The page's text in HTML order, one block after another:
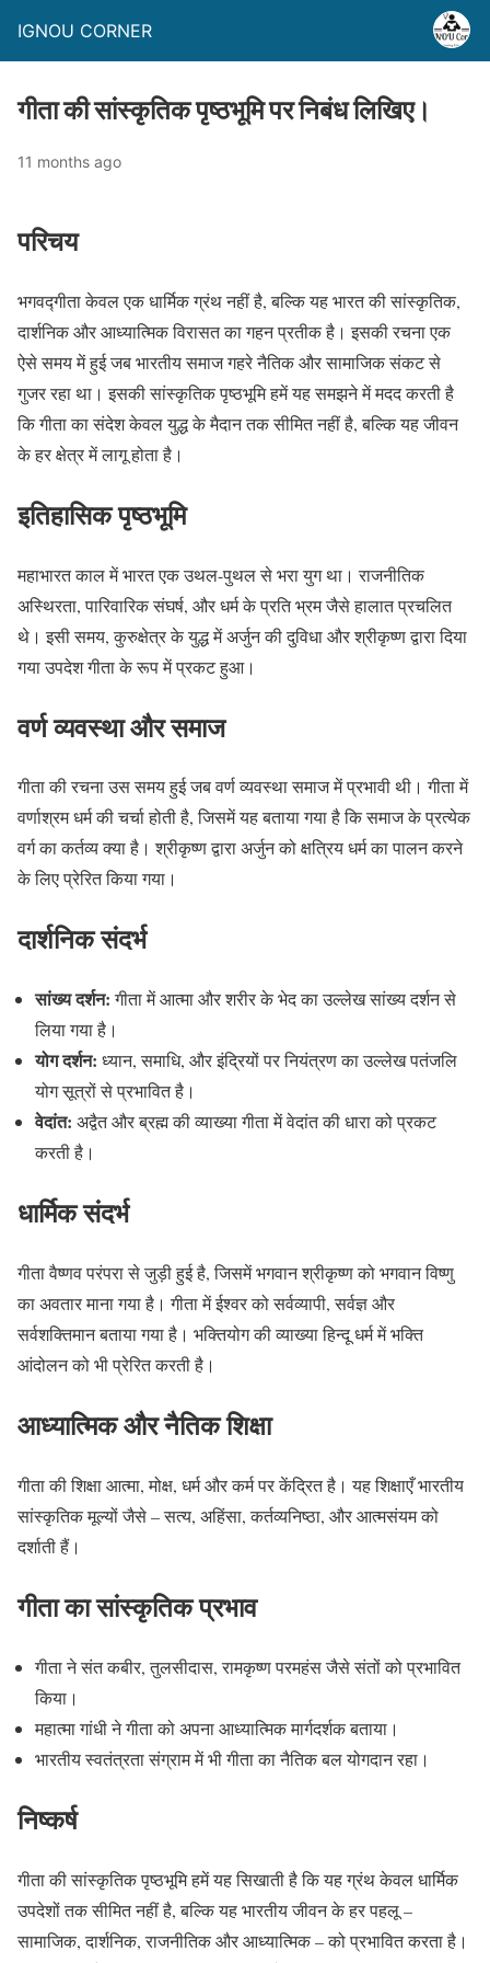
IGNOU CORNER
गीता की सांस्कृतिक पृष्ठभूमि पर निबंध लिखिए।
11 months ago
परिचय
भगवद्गीता केवल एक धार्मिक ग्रंथ नहीं है, बल्कि यह भारत की सांस्कृतिक,
दार्शनिक और आध्यात्मिक विरासत का गहन प्रतीक है। इसकी रचना एक
ऐसे समय में हुई जब भारतीय समाज गहरे नैतिक और सामाजिक संकट से
गुजर रहा था। इसकी सांस्कृतिक पृष्ठभूमि हमें यह समझने में मदद करती है
कि गीता का संदेश केवल युद्ध के मैदान तक सीमित नहीं है, बल्कि यह जीवन
के हर क्षेत्र में लागू होता है।
इतिहासिक पृष्ठभूमि
महाभारत काल में भारत एक उथल-पुथल से भरा युग था। राजनीतिक
अस्थिरता, पारिवारिक संघर्ष, और धर्म के प्रति भ्रम जैसे हालात प्रचलित
थे। इसी समय, कुरुक्षेत्र के युद्ध में अर्जुन की दुविधा और श्रीकृष्ण द्वारा दिया
गया उपदेश गीता के रूप में प्रकट हुआ।
वर्ण व्यवस्था और समाज
गीता की रचना उस समय हुई जब वर्ण व्यवस्था समाज में प्रभावी थी। गीता में
वर्णाश्रम धर्म की चर्चा होती है, जिसमें यह बताया गया है कि समाज के प्रत्येक
वर्ग का कर्तव्य क्या है। श्रीकृष्ण द्वारा अर्जुन को क्षत्रिय धर्म का पालन करने
के लिए प्रेरित किया गया।
दार्शनिक संदर्भ
सांख्य दर्शन:गीता में आत्मा और शरीर के भेद का उल्लेख सांख्य दर्शन से
लिया गया है।
योग दर्शन: ध्यान, समाधि, और इंद्रियों पर नियंत्रण का उल्लेख पतंजलि
योग सूत्रों से प्रभावित है।
वेदांत: अद्वैत और ब्रह्म की व्याख्या गीता में वेदांत की धारा को प्रकट
करती है।
धार्मिक संदर्भ
गीता वैष्णव परंपरा से जुड़ी हुई है, जिसमें भगवान श्रीकृष्ण को भगवान विष्णु
का अवतार माना गया है। गीता में ईश्वर को सर्वव्यापी, सर्वज्ञ और
सर्वशक्तिमान बताया गया है। भक्तियोग की व्याख्या हिन्दू धर्म में भक्ति
आंदोलन को भी प्रेरित करती है।
आध्यात्मिक और नैतिक शिक्षा
गीता की शिक्षा आत्मा, मोक्ष, धर्म और कर्म पर केंद्रित है। यह शिक्षाएँ भारतीय
सांस्कृतिक मूल्यों जैसे – सत्य, अहिंसा, कर्तव्यनिष्ठा, और आत्मसंयम को
दर्शाती हैं।
गीता का सांस्कृतिक प्रभाव
गीता ने संत कबीर, तुलसीदास, रामकृष्ण परमहंस जैसे संतों को प्रभावित
किया।
महात्मा गांधी ने गीता को अपना आध्यात्मिक मार्गदर्शक बताया।
भारतीय स्वतंत्रता संग्राम में भी गीता का नैतिक बल योगदान रहा।
निष्कर्ष
गीता की सांस्कृतिक पृष्ठभूमि हमें यह सिखाती है कि यह ग्रंथ केवल धार्मिक
उपदेशों तक सीमित नहीं है, बल्कि यह भारतीय जीवन के हर पहलू –
सामाजिक, दार्शनिक, राजनीतिक और आध्यात्मिक – को प्रभावित करता है।